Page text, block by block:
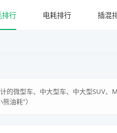
排行 电耗排行 插混
的微型车、中大型车、中大型SUV
油耗”）